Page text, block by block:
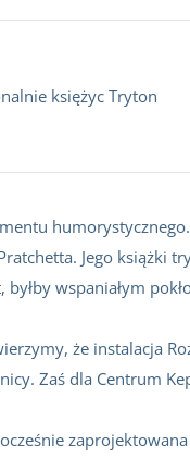
księżyc Tryton
Jego książki
wspaniałym
że instalacja
Zaś dla Centrum